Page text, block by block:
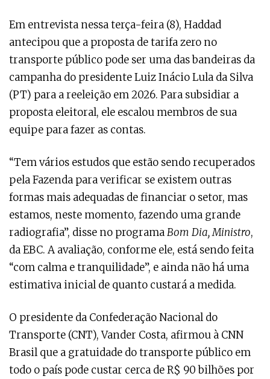
Em entrevista nessa terça-feira (8), Haddad
antecipou que a proposta de tarifa zero no
transporte público pode ser uma das bandeiras da
campanha do presidente Luiz Inácio Lula da Silva
(PT) para a reeleição em 2026. Para subsidiar a
proposta eleitoral, ele escalou membros de sua
equipe para fazer as contas.
“Tem vários estudos que estão sendo recuperados
pela Fazenda para verificar se existem outras
formas mais adequadas de financiar o setor, mas
estamos, neste momento, fazendo uma grande
radiografia”, disse no programaBom Dia, Ministro,
da EBC. A avaliação, conforme ele, está sendo feita
“com calma e tranquilidade”, e ainda não há uma
estimativa inicial de quanto custará a medida.
O presidente da Confederação Nacional do
Transporte (CNT), Vander Costa, afirmou à CNN
Brasil que a gratuidade do transporte público em
todo o país pode custar cerca de R$ 90 bilhões por